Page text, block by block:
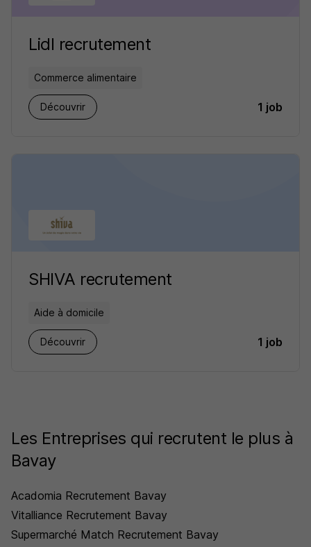
Lidl recrutement
Commerce alimentaire
Découvrir 1 job
SHIVA recrutement
Aide à domicile
Découvrir 1 job
Les Entreprises qui recrutent le plus à
Bavay
Acadomia Recrutement Bavay
Vitalliance Recrutement Bavay
Supermarché Match Recrutement Bavay